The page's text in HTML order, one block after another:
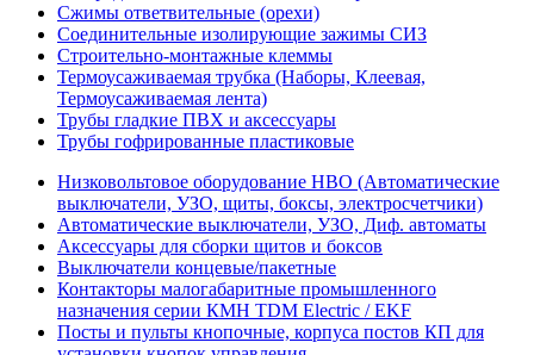
Сжимы ответвительные (орехи)
Соединительные изолирующие зажимы СИЗ
Строительно-монтажные клеммы
Термоусаживаемая трубка (Наборы, Клеевая,
Термоусаживаемая лента)
Трубы гладкие ПВХ и аксессуары
Трубы гофрированные пластиковые
Низковольтовое оборудование НВО (Автоматические
выключатели, УЗО, щиты, боксы, электросчетчики)
Автоматические выключатели, УЗО, Диф. автоматы
Аксессуары для сборки щитов и боксов
Выключатели концевые/пакетные
Контакторы малогабаритные промышленного
назначения серии КМН TDM Electric / EKF
Посты и пульты кнопочные, корпуса постов КП для